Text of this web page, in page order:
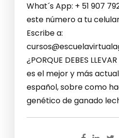
What´s App: + 51 907
este número a tu
Escribe a:
¿PORQUE DEBES
es el mejor y más
español, sobre como
genético de ganado